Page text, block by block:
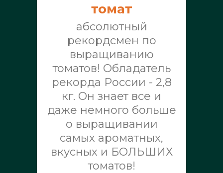
томат
абсолютный
рекордсмен по
выращиванию
томатов! Обладатель
рекорда России - 2,8
кг. Он знает все и
даже немного больше
о выращивании
самых ароматных,
вкусных и БОЛЬШИХ
томатов!